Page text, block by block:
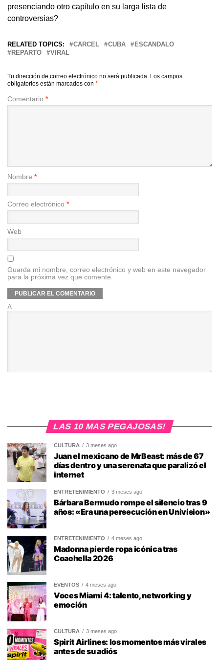
presenciando otro capítulo en su larga lista de
controversias?
RELATED TOPICS: CARCEL CUBA
ESCANDALO
REPARTO
VIRAL
Tu dirección de correo electrónico no será publicada. Los campos
obligatorios están marcados con *
Comentario *
Nombre *
Correo electrónico *
Web
Guarda mi nombre, correo electrónico y web en este navegador
para la próxima vez que comente.
Δ
LAS 10 MAS PEGAJOSAS!
CULTURA 3 meses ago
Juan el mexicano de MrBeast: más de 67
días dentro y una serenata que paralizó el
internet
ENTRETENIMIENTO 3 meses ago
Bárbara Bermudo rompe el silencio tras 9
años: «Era una persecución en Univision»
ENTRETENIMIENTO 4 meses ago
Madonna pierde ropa icónica tras
Coachella 2026
EVENTOS 4 meses ago
Voces Miami 4: talento, networking y
emoción
CULTURA 3 meses ago
Spirit Airlines: los momentos más virales
antes de su adiós